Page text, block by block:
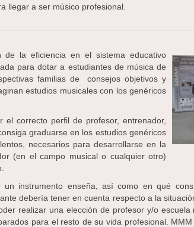
llegar a ser músico profesional.
de la eficiencia en el sistema educativo
para dotar a estudiantes de música de
familias de consejos objetivos y
estudios musicales con los genéricos
el correcto perfil de profesor, entrenador,
graduarse en los estudios genéricos
necesarios para desarrollarse en la
(en el campo musical o cualquier otro)
instrumento enseña, así como en qué
debería tener en cuenta respecto a la
realizar una elección de profesor y/o
para el resto de su vida profesional.